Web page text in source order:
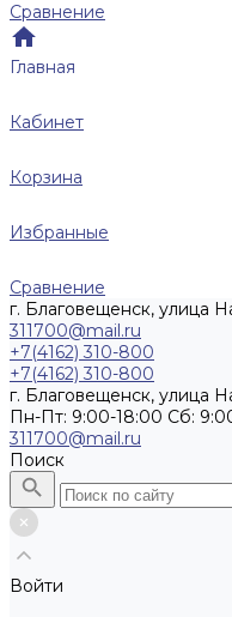
Сравнение
Главная
Кабинет
Корзина
Избранные
Сравнение
г. Благовещенск, улица
311700@mail.ru
+7(4162) 310-800
+7(4162) 310-800
г. Благовещенск, улица
Пн-Пт: 9:00-18:00 Cб:
311700@mail.ru
Поиск
Войти